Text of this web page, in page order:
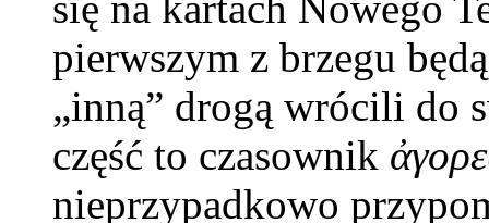
pierwszym z brzegu
„inną” drogą wrócili do
część to czasownik
nieprzypadkowo